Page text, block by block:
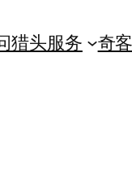
猎头服务 奇